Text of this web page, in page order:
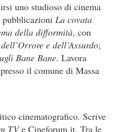
uno studioso di cinema
pubblicazioni La covata
della difformità, con
e dell’Assurdo;
Bane Bane. Lavora
il comune di Massa
cinematografico. Scrive
TVe Cineforum.it. Tra le